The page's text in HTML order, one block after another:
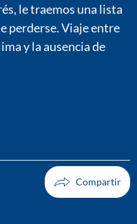
le traemos una lista
perderse. Viaje entre
y la ausencia de